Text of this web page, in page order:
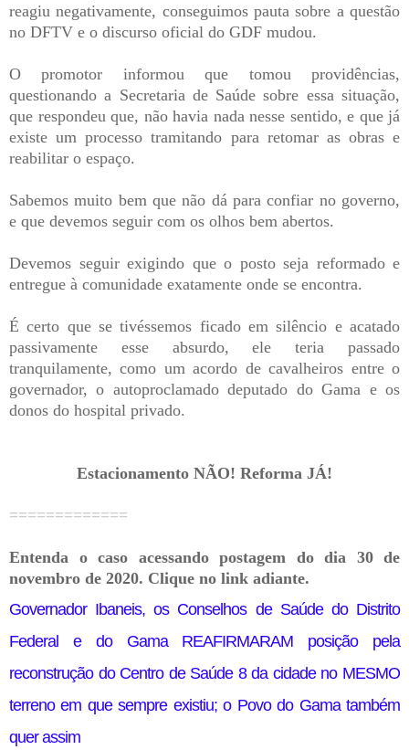
reagiu negativamente, conseguimos pauta sobre a questão
no DFTV e o discurso oficial do GDF mudou.
O promotor informou que tomou providências,
questionando a Secretaria de Saúde sobre essa situação,
que respondeu que, não havia nada nesse sentido, e que já
existe um processo tramitando para retomar as obras e
reabilitar o espaço.
Sabemos muito bem que não dá para confiar no governo,
e que devemos seguir com os olhos bem abertos.
Devemos seguir exigindo que o posto seja reformado e
entregue à comunidade exatamente onde se encontra.
É certo que se tivéssemos ficado em silêncio e acatado
passivamente esse absurdo, ele teria passado
tranquilamente, como um acordo de cavalheiros entre o
governador, o autoproclamado deputado do Gama e os
donos do hospital privado.
Estacionamento NÃO! Reforma JÁ!
=============
Entenda o caso acessando postagem do dia 30 de
novembro de 2020. Clique no link adiante.
Governador Ibaneis, os Conselhos de Saúde do Distrito
Federal e do Gama REAFIRMARAM posição pela
reconstrução do Centro de Saúde 8 da cidade no MESMO
terreno em que sempre existiu; o Povo do Gama também
quer assim